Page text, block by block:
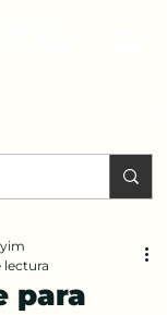
para
lectura